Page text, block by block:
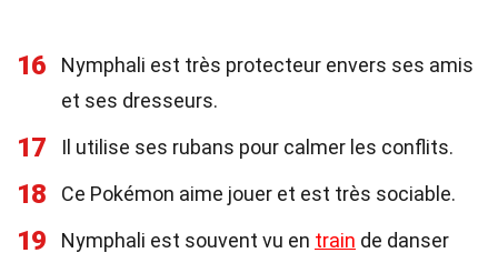
16
Nymphali est très protecteur envers ses amis
et ses dresseurs.
17 Il utilise ses rubans pour calmer les conflits.
18 Ce Pokémon aime jouer et est très sociable.
19 Nymphali est souvent vu en train de danser